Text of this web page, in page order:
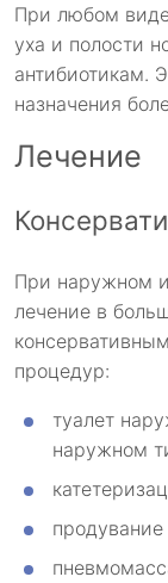
При любом виде
уха и полости
антибиотикам.
назначения
Лечение
При наружном
лечение в
процедур:
туалет
наружном